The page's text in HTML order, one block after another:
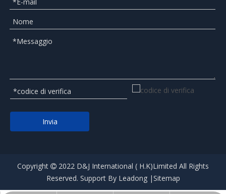
Invia
Copyright  2022 D&J International ( H.K)Limited All Rights
Reserved. Support By Leadong|Sitemap